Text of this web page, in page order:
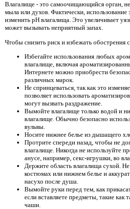
Влагалище - это самоочищающийся орган,
мыла или духов. Фактически,
изменить pH влагалища. Это увеличивает
может вызывать неприятный запах.
Чтобы снизить риск и избежать
Избегайте использования любых
влагалище, включая
Интернете можно приобрести
различных марок.
Не спринцеваться, так как это
позволяет использовать
могут вызвать раздражение.
Вымойте влагалище только водой и
влагалище. Обычно безопасно
вульвы.
Носите нижнее белье из дышащего
Протрите спереди назад, чтобы не
влагалище. Никогда не используйте
анусе, например, секс-игрушки, во
Держите область влагалища сухой.
костюмах или нижнем белье и
насухо после душа.
Вымойте руки перед тем, как
если вставляете предметы, такие
чаши.